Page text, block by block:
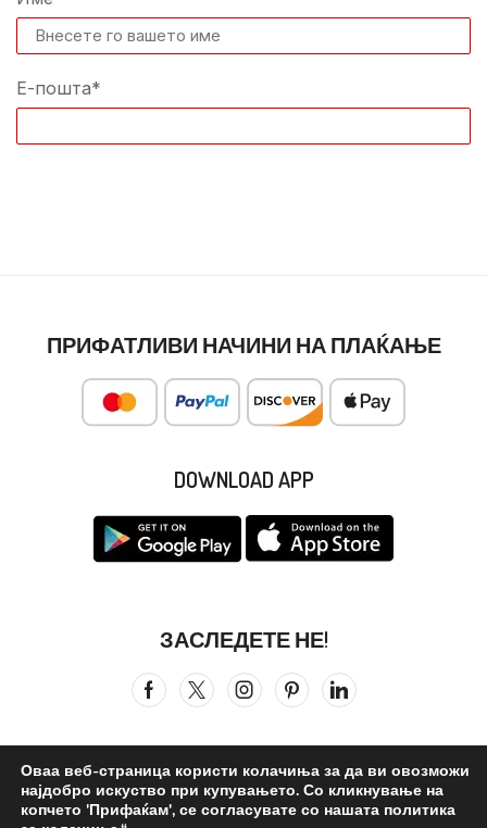
Е-пошта*
ПРИФАТЛИВИ НАЧИНИ НА ПЛАЌАЊЕ
DOWNLOAD APP
ЗАСЛЕДЕТЕ НЕ!
Сите права се задржани © 2026Бистра Вода. ©reated by –
Оваа веб-страница користи колачиња за да ви овозможи
најдобро искуство при купувањето. Со кликнување на
копчето 'Прифаќам', се согласувате со нашата политика